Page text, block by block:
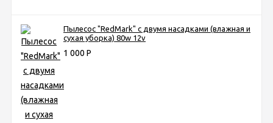
Пылесос "RedMark" с двумя насадками (влажная и
сухая уборка) 80w 12v
1 000 Р